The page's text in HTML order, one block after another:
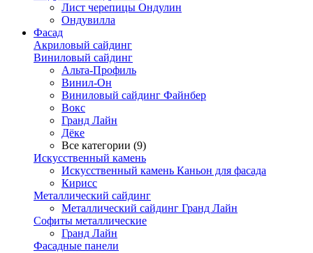
Лист черепицы Ондулин
Ондувилла
Фасад
Акриловый сайдинг
Виниловый сайдинг
Альта-Профиль
Винил-Он
Виниловый сайдинг Файнбер
Вокс
Гранд Лайн
Дёке
Все категории (9)
Искусственный камень
Искусственный камень Каньон для фасада
Кирисс
Металлический сайдинг
Металлический сайдинг Гранд Лайн
Софиты металлические
Гранд Лайн
Фасадные панели